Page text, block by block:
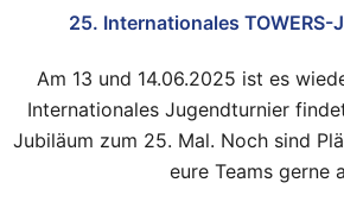
25. Internationales
Am 13 und 14.06.2025 ist es
Internationales Jugendturnier
Jubiläum zum 25. Mal. Noch sind
eure Teams gerne